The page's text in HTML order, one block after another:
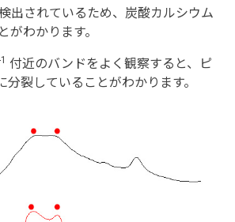
出されているため、炭酸カルシウム
がわかります。
付近のバンドをよく観察すると、ピ
分裂していることがわかります。